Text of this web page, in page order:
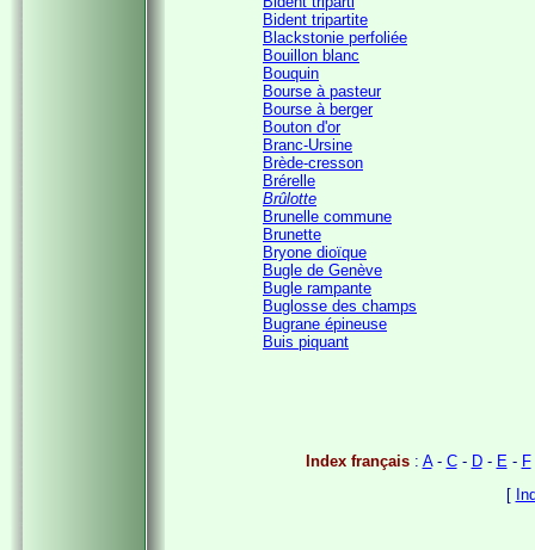
Bident tripartite
Blackstonie perfoliée
Bouillon blanc
Bouquin
Bourse à pasteur
Bourse à berger
Bouton d'or
Branc-Ursine
Brède-cresson
Brérelle
Brûlotte
Brunelle commune
Brunette
Bryone dioïque
Bugle de Genève
Bugle rampante
Buglosse des champs
Bugrane épineuse
Buis piquant
Index français: A- C- D- E - F
[